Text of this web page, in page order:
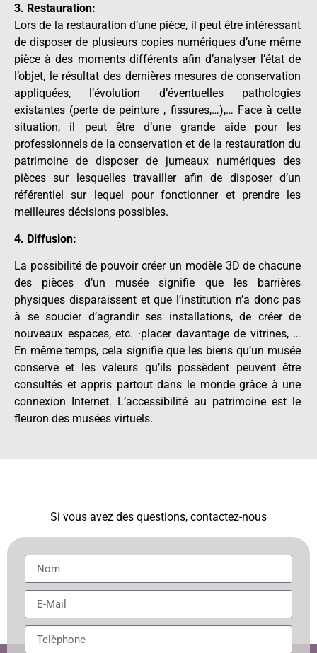
3. Restauration:
Lors de la restauration d’une pièce, il peut être intéressant
de disposer de plusieurs copies numériques d’une même
pièce à des moments différents afin d’analyser l’état de
l’objet, le résultat des dernières mesures de conservation
appliquées, l’évolution d’éventuelles pathologies
existantes (perte de peinture , fissures,…),… Face à cette
situation, il peut être d’une grande aide pour les
professionnels de la conservation et de la restauration du
patrimoine de disposer de jumeaux numériques des
pièces sur lesquelles travailler afin de disposer d’un
référentiel sur lequel pour fonctionner et prendre les
meilleures décisions possibles.
4. Diffusion:
La possibilité de pouvoir créer un modèle 3D de chacune
des pièces d’un musée signifie que les barrières
physiques disparaissent et que l’institution n’a donc pas
à se soucier d’agrandir ses installations, de créer de
nouveaux espaces, etc. ·placer davantage de vitrines, …
En même temps, cela signifie que les biens qu’un musée
conserve et les valeurs qu’ils possèdent peuvent être
consultés et appris partout dans le monde grâce à une
connexion Internet. L’accessibilité au patrimoine est le
fleuron des musées virtuels.
Si vous avez des questions, contactez-nous